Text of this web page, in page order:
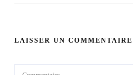
LAISSER UN COMMENTAIRE